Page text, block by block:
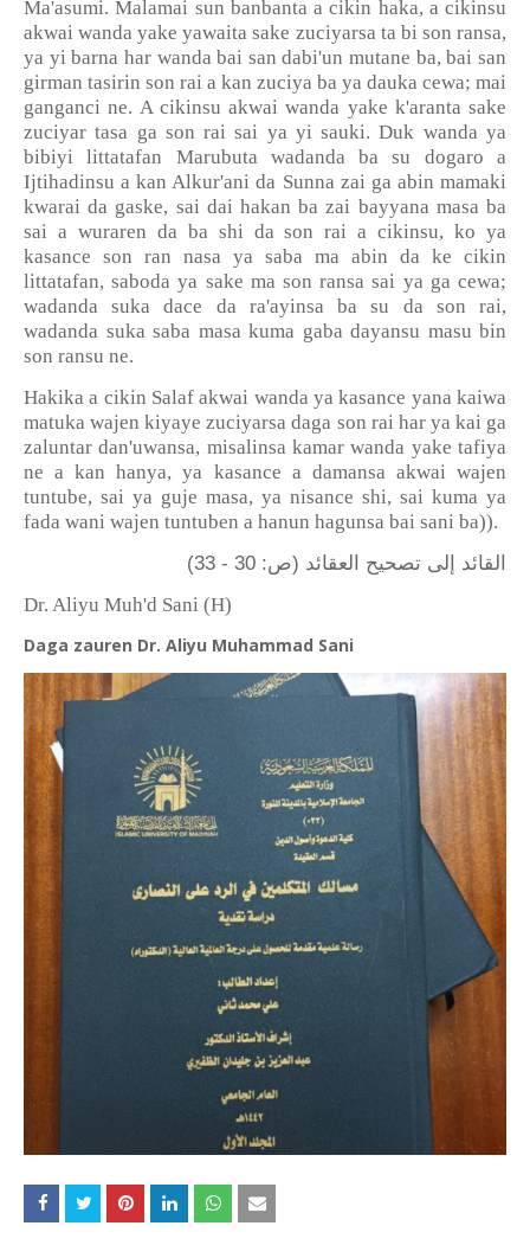
Ma'asumi. Malamai sun banbanta a cikin haka, a cikinsu
akwai wanda yake yawaita sake zuciyarsa ta bi son ransa,
ya yi barna har wanda bai san dabi'un mutane ba, bai san
girman tasirin son rai a kan zuciya ba ya dauka cewa; mai
ganganci ne. A cikinsu akwai wanda yake k'aranta sake
zuciyar tasa ga son rai sai ya yi sauki. Duk wanda ya
bibiyi littatafan Marubuta wadanda ba su dogaro a
Ijtihadinsu a kan Alkur'ani da Sunna zai ga abin mamaki
kwarai da gaske, sai dai hakan ba zai bayyana masa ba
sai a wuraren da ba shi da son rai a cikinsu, ko ya
kasance son ran nasa ya saba ma abin da ke cikin
littatafan, saboda ya sake ma son ransa sai ya ga cewa;
wadanda suka dace da ra'ayinsa ba su da son rai,
wadanda suka saba masa kuma gaba dayansu masu bin
son ransu ne.
Hakika a cikin Salaf akwai wanda ya kasance yana kaiwa
matuka wajen kiyaye zuciyarsa daga son rai har ya kai ga
zaluntar dan'uwansa, misalinsa kamar wanda yake tafiya
ne a kan hanya, ya kasance a damansa akwai wajen
tuntube, sai ya guje masa, ya nisance shi, sai kuma ya
fada wani wajen tuntuben a hanun hagunsa bai sani ba)).
القائد إلى تصحيح العقائد (ص: 30 - 33)
Dr. Aliyu Muh'd Sani (H)
Daga zauren Dr. Aliyu Muhammad Sani